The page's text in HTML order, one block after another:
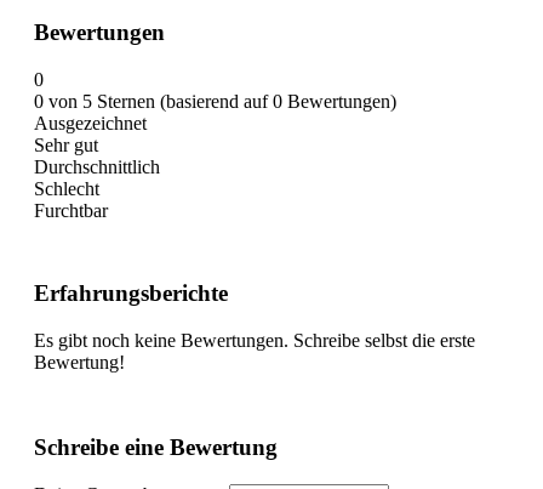
Bewertungen
0
0 von 5 Sternen (basierend auf 0 Bewertungen)
Ausgezeichnet
Sehr gut
Durchschnittlich
Schlecht
Furchtbar
Erfahrungsberichte
Es gibt noch keine Bewertungen. Schreibe selbst die erste
Bewertung!
Schreibe eine Bewertung